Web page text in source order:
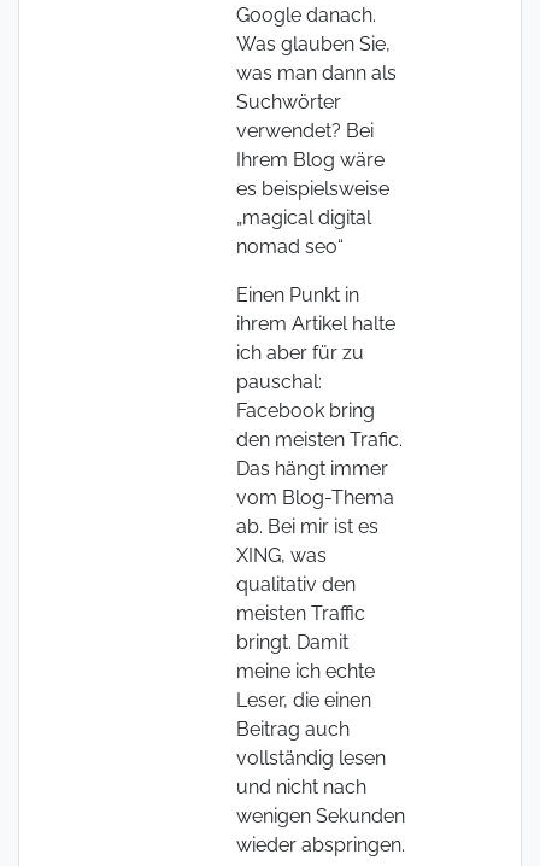
Google danach.
Was glauben Sie,
was man dann als
Suchwörter
verwendet? Bei
Ihrem Blog wäre
es beispielsweise
„magical digital
nomad seo“
Einen Punkt in
ihrem Artikel halte
ich aber für zu
pauschal:
Facebook bring
den meisten Trafic.
Das hängt immer
vom Blog-Thema
ab. Bei mir ist es
XING, was
qualitativ den
meisten Traffic
bringt. Damit
meine ich echte
Leser, die einen
Beitrag auch
vollständig lesen
und nicht nach
wenigen Sekunden
wieder abspringen.